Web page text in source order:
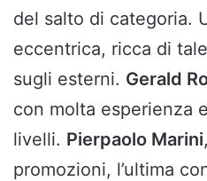
del salto di categoria.
eccentrica, ricca di
sugli esterni. Gerald
con molta esperienza
livelli. Pierpaolo Marini
promozioni, l’ultima